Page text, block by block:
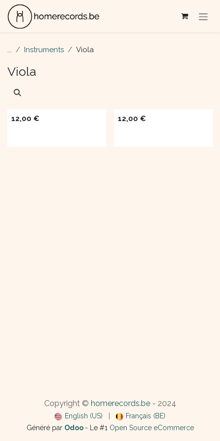
Se rendre au contenu
... Instruments Viola
Viola
12,00 € 12,00 €
Copyright © homerecords.be- 2024
English (US)
Français (BE)
Généré par Odoo - Le #1 Open Source eCommerce